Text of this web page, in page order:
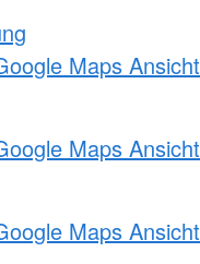
Maps Ansicht
Maps Ansicht
Maps Ansicht